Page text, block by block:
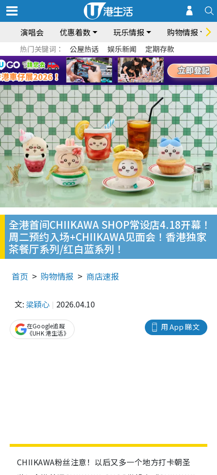
演唱会 优惠着数 玩乐情报 购物情报
热门关键词： 公屋热话 娱乐新闻 定期存款
全港首间CHIIKAWA SHOP常设店4.18开幕！
周二预约入场+CHIIKAWA见面会！香港独家
茶餐厅系列/红白蓝系列！
首页 购物情报 商店速报
文: 梁穎心 2026.04.10
用 App 睇文
在Google追蹤
《UHK 港生活》
CHIIKAWA粉丝注意！以后又多一个地方打卡朝圣